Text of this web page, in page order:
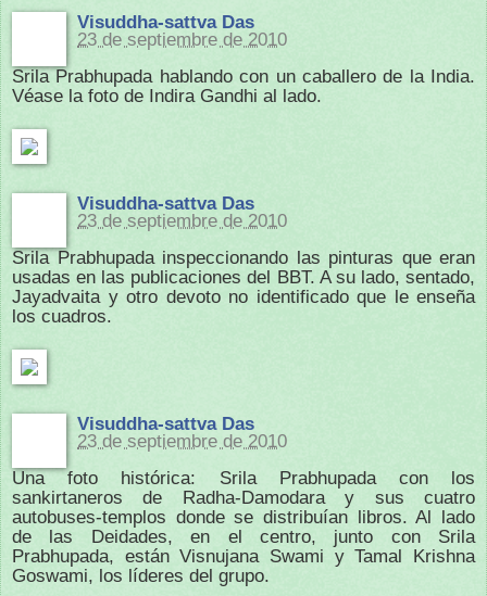
Visuddha-sattva Das
23 de septiembre de 2010
Srila Prabhupada hablando con un caballero de la India.
Véase la foto de Indira Gandhi al lado.
Visuddha-sattva Das
23 de septiembre de 2010
Srila Prabhupada inspeccionando las pinturas que eran
usadas en las publicaciones del BBT. A su lado, sentado,
Jayadvaita y otro devoto no identificado que le enseña
los cuadros.
Visuddha-sattva Das
23 de septiembre de 2010
Una foto histórica: Srila Prabhupada con los
sankirtaneros de Radha-Damodara y sus cuatro
autobuses-templos donde se distribuían libros. Al lado
de las Deidades, en el centro, junto con Srila
Prabhupada, están Visnujana Swami y Tamal Krishna
Goswami, los líderes del grupo.